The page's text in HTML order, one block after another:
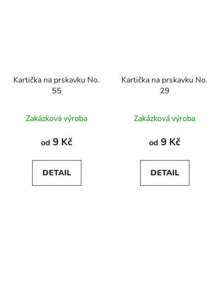
Kartička na prskavku No.
55
Zakázková výroba
od 9 Kč
DETAIL
Kartička na prskavku No.
29
Zakázková výroba
od 9 Kč
DETAIL